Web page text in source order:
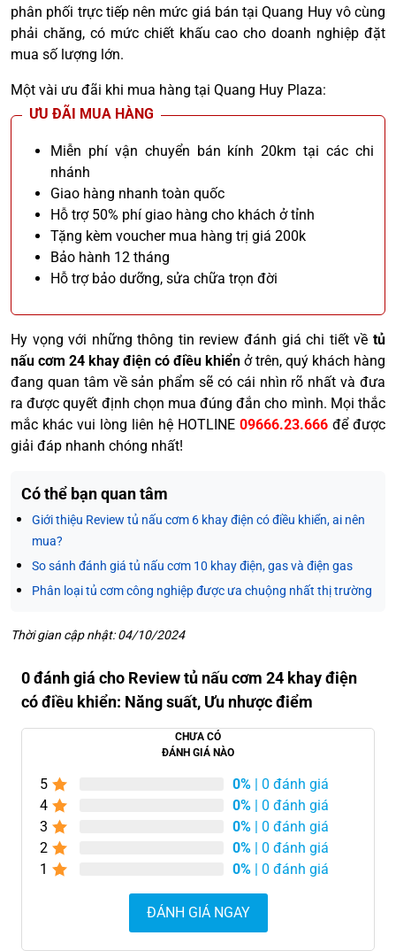
phân phối trực tiếp nên mức giá bán tại Quang Huy vô cùng
phải chăng, có mức chiết khấu cao cho doanh nghiệp đặt
mua số lượng lớn.
Một vài ưu đãi khi mua hàng tại Quang Huy Plaza:
ƯU ĐÃI MUA HÀNG
Miễn phí vận chuyển bán kính 20km tại các chi
nhánh
Giao hàng nhanh toàn quốc
Hỗ trợ 50% phí giao hàng cho khách ở tỉnh
Tặng kèm voucher mua hàng trị giá 200k
Bảo hành 12 tháng
Hỗ trợ bảo dưỡng, sửa chữa trọn đời
Hy vọng với những thông tin review đánh giá chi tiết về tủ
nấu cơm 24 khay điện có điều khiển ở trên, quý khách hàng
đang quan tâm về sản phẩm sẽ có cái nhìn rõ nhất và đưa
ra được quyết định chọn mua đúng đắn cho mình. Mọi thắc
mắc khác vui lòng liên hệ HOTLINE 09666.23.666 để được
giải đáp nhanh chóng nhất!
Có thể bạn quan tâm
Giới thiệu Review tủ nấu cơm 6 khay điện có điều khiển, ai nên
mua?
So sánh đánh giá tủ nấu cơm 10 khay điện, gas và điện gas
Phân loại tủ cơm công nghiệp được ưa chuộng nhất thị trường
Thời gian cập nhật: 04/10/2024
0 đánh giá cho Review tủ nấu cơm 24 khay điện
có điều khiển: Năng suất, Ưu nhược điểm
CHƯA CÓ
ĐÁNH GIÁ NÀO
5 0% | 0 đánh giá
4
0% | 0 đánh giá
3
0% | 0 đánh giá
2
0% | 0 đánh giá
1
0% | 0 đánh giá
ĐÁNH GIÁ NGAY